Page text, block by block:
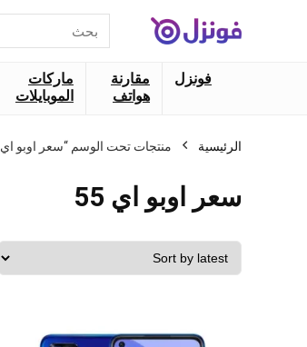
عن:
فونزل
مقارنة
هواتف
ماركات
الموبايلات
الرئيسية منتجات تحت الوسم “سعر اوبو اي 55”
سعر اوبو اي 55